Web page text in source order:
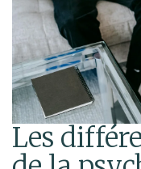
Les